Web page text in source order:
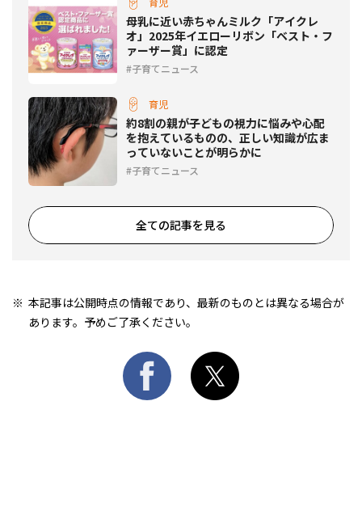
母乳に近い赤ちゃんミルク「アイクレ
オ」2025年イエローリボン「ベスト・フ
ァーザー賞」に認定
子育てニュース
育児
約8割の親が子どもの視力に悩みや心配
を抱えているものの、正しい知識が広ま
っていないことが明らかに
子育てニュース
全ての記事を見る
本記事は公開時点の情報であり、最新のものとは異なる場合が
あります。予めご了承ください。